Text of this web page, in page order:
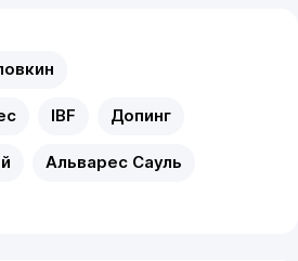
IBF Допинг
Альварес Сауль